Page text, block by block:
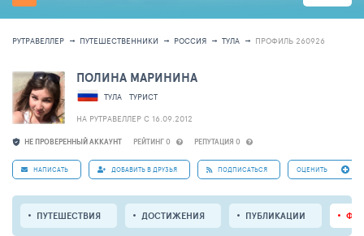
РУТРАВЕЛЛЕР ПУТЕШЕСТВЕННИКИ РОССИЯ ТУЛА ПРОФИЛЬ 260926
НЕ ПРОВЕРЕННЫЙ АККАУНТ РЕЙТИНГ 0 РЕПУТАЦИЯ 0
ПОЛИНА МАРИНИНА
ТУЛА
ТУРИСТ
НА РУТРАВЕЛЛЕР C 16.09.2012
НАПИСАТЬ ДОБАВИТЬ В ДРУЗЬЯ ПОДПИСАТЬСЯ ОЦЕНИТЬ
ПУТЕШЕСТВИЯ ДОСТИЖЕНИЯ ПУБЛИКАЦИИ